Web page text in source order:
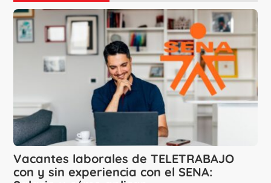
Vacantes laborales de TELETRABAJO
con y sin experiencia con el SENA: